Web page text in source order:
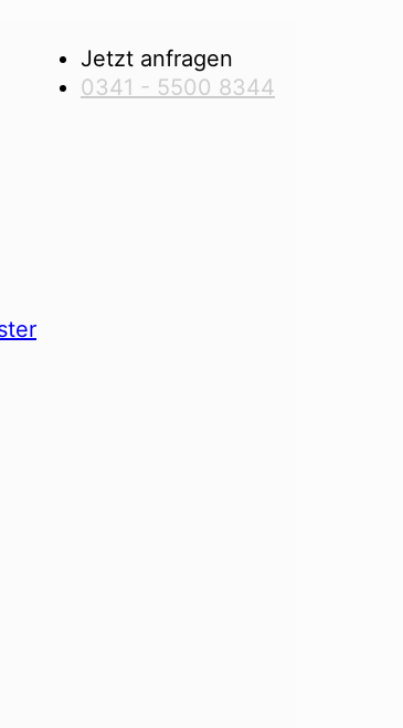
Jetzt anfragen
0341 - 5500 8344